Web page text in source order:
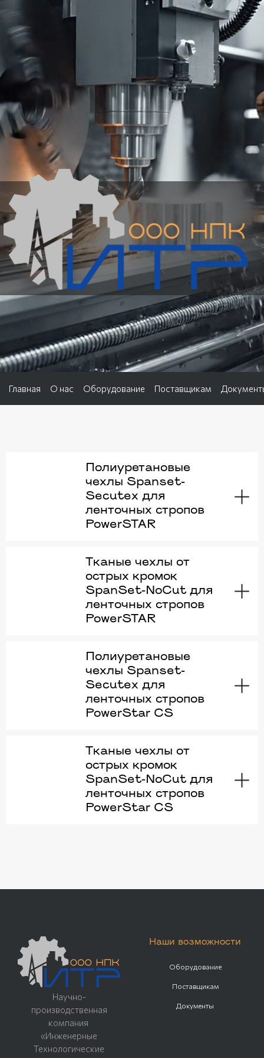
Главная О нас Оборудование Поставщикам
Полиуретановые
чехлы Spanset-
Secutex для
ленточных стропов
PowerSTAR
Тканые чехлы от
острых кромок
SpanSet-NoCut для
ленточных стропов
PowerSTAR
Полиуретановые
чехлы Spanset-
Secutex для
ленточных стропов
PowerStar CS
Тканые чехлы от
острых кромок
SpanSet-NoCut для
ленточных стропов
PowerStar CS
Научно-
производственная
компания
«Инженерные
Технологические
Наши возможности
Оборудование
Поставщикам
Документы